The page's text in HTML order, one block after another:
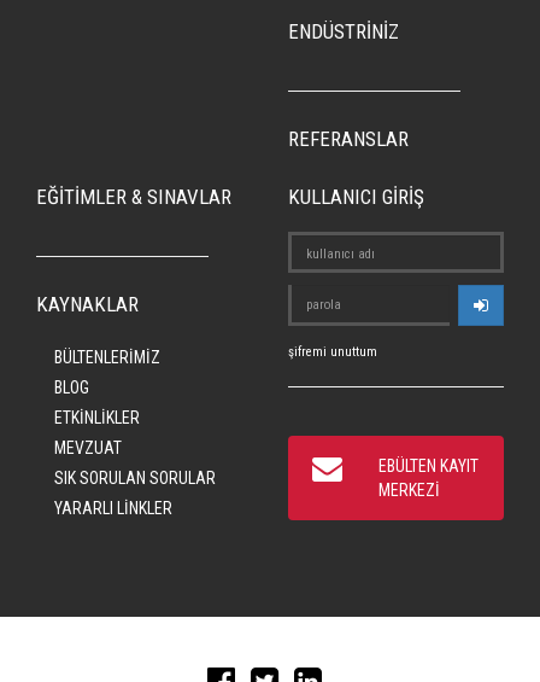
ENDÜSTRİNİZ
REFERANSLAR
EĞİTİMLER & SINAVLAR
KAYNAKLAR
BÜLTENLERİMİZ
BLOG
ETKİNLİKLER
MEVZUAT
SIK SORULAN SORULAR
YARARLI LİNKLER
KULLANICI GİRİŞ
şifremi unuttum
EBÜLTEN KAYIT
MERKEZİ